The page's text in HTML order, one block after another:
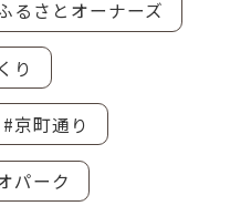
るさとオーナーズ
り
#京町通り
パーク